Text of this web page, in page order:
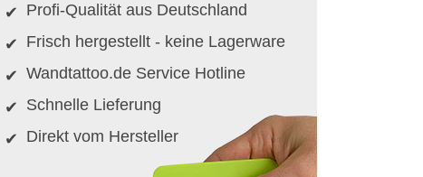
Profi-Qualität aus Deutschland
Frisch hergestellt - keine Lagerware
Wandtattoo.de Service Hotline
Schnelle Lieferung
Direkt vom Hersteller